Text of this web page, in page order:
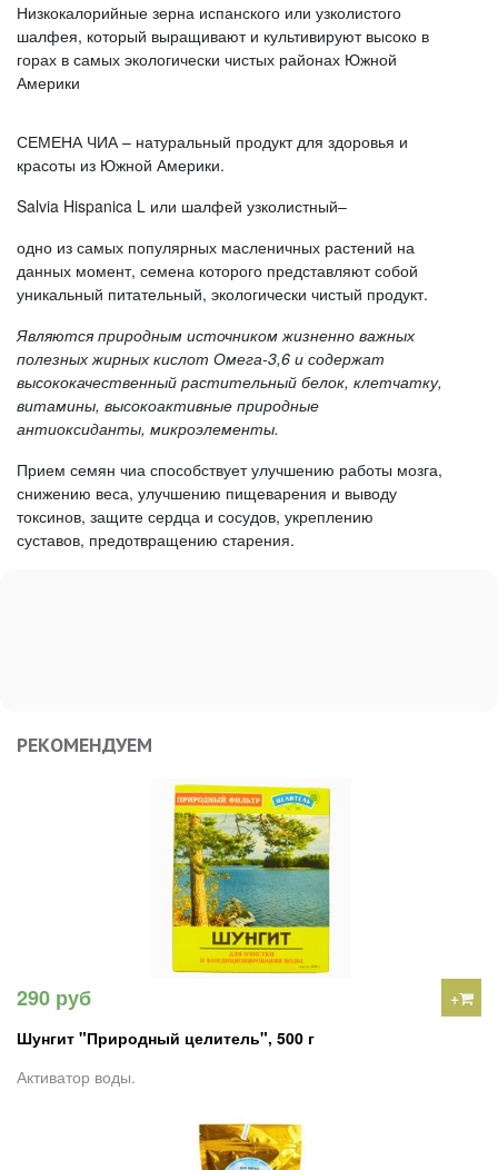
Низкокалорийные зерна испанского или узколистого
шалфея, который выращивают и культивируют высоко в
горах в самых экологически чистых районах Южной
Америки
СЕМЕНА ЧИА – натуральный продукт для здоровья и
красоты из Южной Америки.
Salvia Hispanica L или шалфей узколистный–
одно из самых популярных масленичных растений на
данных момент, семена которого представляют собой
уникальный питательный, экологически чистый продукт.
Являются природным источником жизненно важных
полезных жирных кислот Омега-3,6 и содержат
высококачественный растительный белок, клетчатку,
витамины, высокоактивные природные
антиоксиданты, микроэлементы.
Прием семян чиа способствует улучшению работы мозга,
снижению веса, улучшению пищеварения и выводу
токсинов, защите сердца и сосудов, укреплению
суставов, предотвращению старения.
РЕКОМЕНДУЕМ
290 руб
+
Шунгит "Природный целитель", 500 г
Активатор воды.